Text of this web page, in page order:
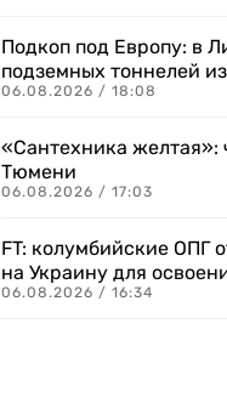
Подкоп под Европу: в
подземных тоннелей
06.08.2026 / 18:08
«Сантехника желтая»:
Тюмени
06.08.2026 / 17:03
FT: колумбийские ОПГ
на Украину для
06.08.2026 / 16:34